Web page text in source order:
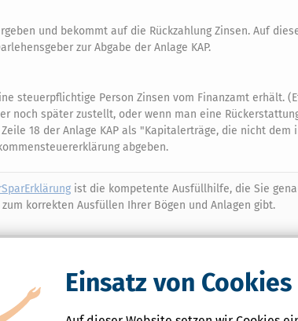
Einsatz von Cookies
und bekommt auf die Rückzahlung Zinsen. Auf
zur Abgabe der Anlage KAP.
steuerpflichtige Person Zinsen vom Finanzamt erhält.
noch später zustellt, oder wenn man eine
18 der Anlage KAP als "Kapitalerträge, die nicht dem
abgeben.
ist die kompetente Ausfüllhilfe, die Sie
korrekten Ausfüllen Ihrer Bögen und Anlagen gibt.
der Abgeltungssteuer durch die Bank zuvor
die Kapitalerträge abzugelten.